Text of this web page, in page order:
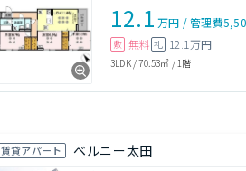
12.1 万円 /管理費
敷 無料 礼 12.1万円
3LDK/70.53㎡ / 1階
賃貸アパート ベルニー太田